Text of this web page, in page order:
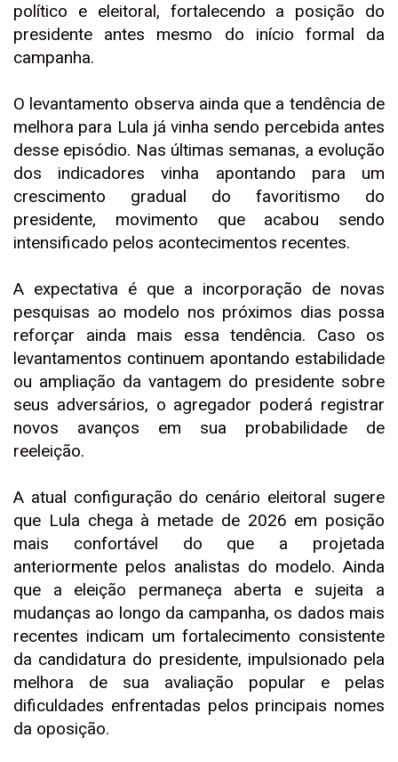
político e eleitoral, fortalecendo a posição do
presidente antes mesmo do início formal da
campanha.
O levantamento observa ainda que a tendência de
melhora para Lula já vinha sendo percebida antes
desse episódio. Nas últimas semanas, a evolução
dos indicadores vinha apontando para um
crescimento gradual do favoritismo do
presidente, movimento que acabou sendo
intensificado pelos acontecimentos recentes.
A expectativa é que a incorporação de novas
pesquisas ao modelo nos próximos dias possa
reforçar ainda mais essa tendência. Caso os
levantamentos continuem apontando estabilidade
ou ampliação da vantagem do presidente sobre
seus adversários, o agregador poderá registrar
novos avanços em sua probabilidade de
reeleição.
A atual configuração do cenário eleitoral sugere
que Lula chega à metade de 2026 em posição
mais confortável do que a projetada
anteriormente pelos analistas do modelo. Ainda
que a eleição permaneça aberta e sujeita a
mudanças ao longo da campanha, os dados mais
recentes indicam um fortalecimento consistente
da candidatura do presidente, impulsionado pela
melhora de sua avaliação popular e pelas
dificuldades enfrentadas pelos principais nomes
da oposição.